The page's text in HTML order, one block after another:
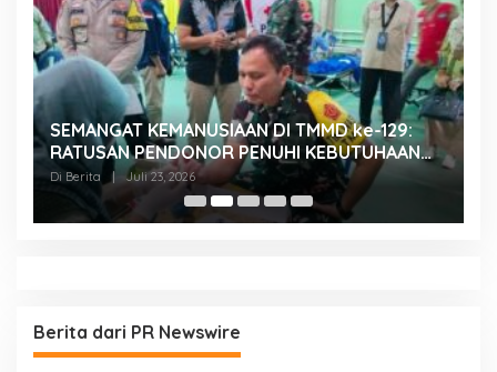
SEMANGAT KEMANUSIAAN DI TMMD ke-129:
RATUSAN PENDONOR PENUHI KEBUTUHAAN
STOK DARAH
Di Berita | Juli 23, 2026
Berita dari PR Newswire